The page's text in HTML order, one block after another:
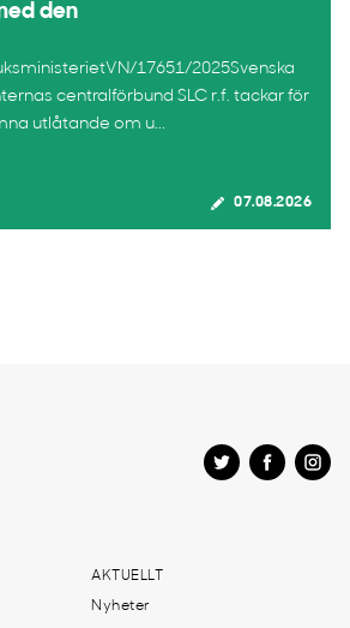
den
17651/2025Svenska
centralförbund SLC r.f. tackar för
utlåtande om u...
07.08.2026
AKTUELLT
Nyheter